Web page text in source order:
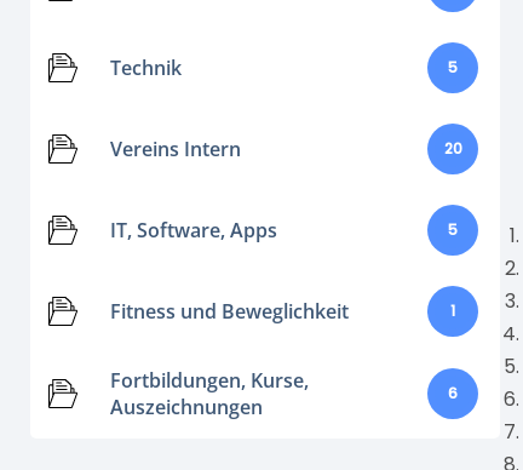
Technik 5
Vereins Intern 20
IT, Software, Apps 5
Fitness und Beweglichkeit 1
Fortbildungen, Kurse,
Auszeichnungen
6